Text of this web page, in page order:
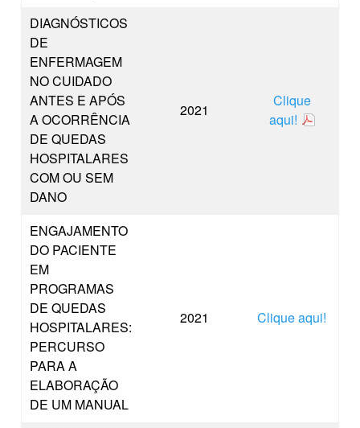
DIAGNÓSTICOS
DE
ENFERMAGEM
NO CUIDADO
ANTES E APÓS
A OCORRÊNCIA
DE QUEDAS
HOSPITALARES
COM OU SEM
DANO
2021
Clique
aqui!
ENGAJAMENTO
DO PACIENTE
EM
PROGRAMAS
DE QUEDAS
HOSPITALARES:
PERCURSO
PARA A
ELABORAÇÃO
DE UM MANUAL
2021 Clique aqui!